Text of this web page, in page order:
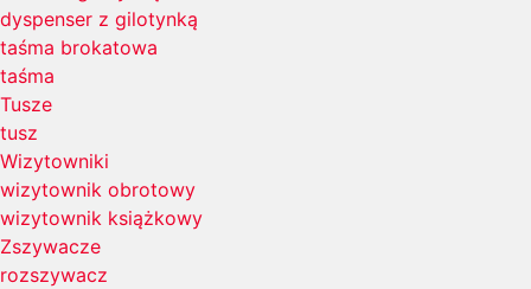
dyspenser z gilotynką
taśma brokatowa
taśma
Tusze
tusz
Wizytowniki
wizytownik obrotowy
wizytownik książkowy
Zszywacze
rozszywacz